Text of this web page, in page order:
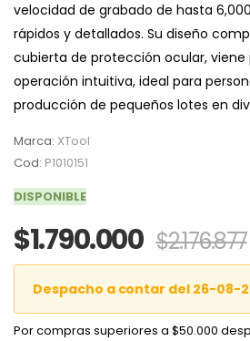
velocidad de grabado de hasta
rápidos y detallados. Su diseño
cubierta de protección ocular,
operación intuitiva, ideal para
producción de pequeños lotes en
Marca: XTool
Cod: P1010151
DISPONIBLE
$1.790.000 $2.176.877
Despacho a contar del 26-08-
Por compras superiores a $50.000